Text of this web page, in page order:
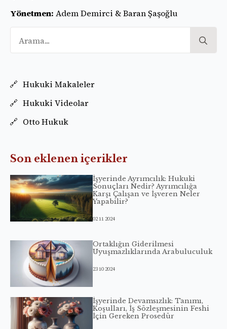
Yönetmen: Adem Demirci & Baran Şaşoğlu
Hukuki Makaleler
Hukuki Videolar
Otto Hukuk
Son eklenen içerikler
İşyerinde Ayrımcılık: Hukuki
Sonuçları Nedir? Ayrımcılığa
Karşı Çalışan ve İşveren Neler
Yapabilir?
02 11 2024
Ortaklığın Giderilmesi
Uyuşmazlıklarında Arabuluculuk
23 10 2024
İşyerinde Devamsızlık: Tanımı,
Koşulları, İş Sözleşmesinin Feshi
İçin Gereken Prosedür